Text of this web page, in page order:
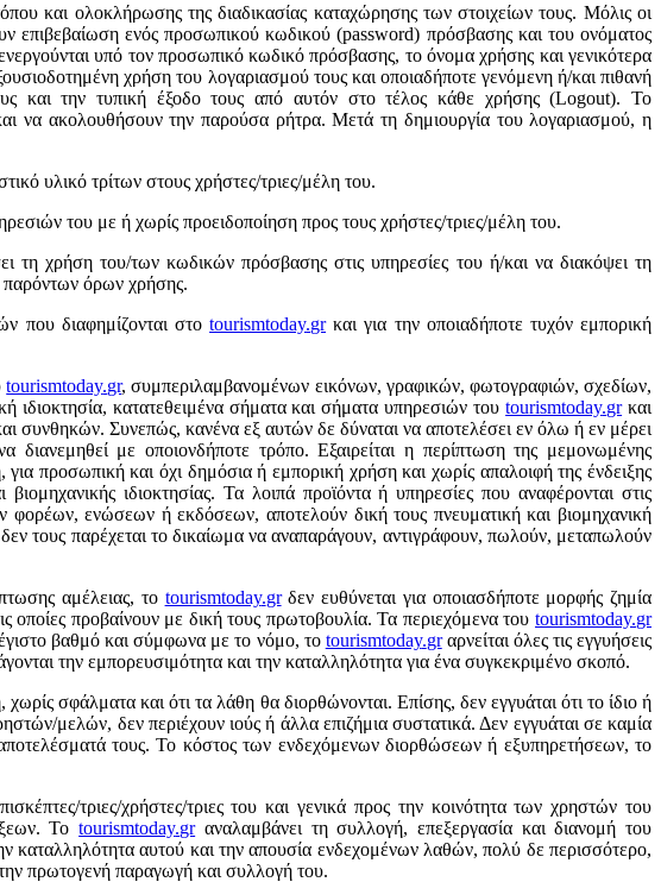
και ολοκλήρωσης της διαδικασίας καταχώρησης των στοιχείων τους. Μόλις οι
επιβεβαίωση ενός προσωπικού κωδικού (password) πρόσβασης και του ονόματος
υπό τον προσωπικό κωδικό πρόσβασης, το όνομα χρήσης και γενικότερα
χρήση του λογαριασμού τους και οποιαδήποτε γενόμενη ή/και πιθανή
και την τυπική έξοδο τους από αυτόν στο τέλος κάθε χρήσης (Logout). Το
να ακολουθήσουν την παρούσα ρήτρα. Μετά τη δημιουργία του λογαριασμού, η
υλικό τρίτων στους χρήστες/τριες/μέλη του.
του με ή χωρίς προειδοποίηση προς τους χρήστες/τριες/μέλη του.
τη χρήση του/των κωδικών πρόσβασης στις υπηρεσίες του ή/και να διακόψει τη
παρόντων όρων χρήσης.
που διαφημίζονται στοtourismtoday.grκαι για την οποιαδήποτε τυχόν εμπορική
tourismtoday.gr, συμπεριλαμβανομένων εικόνων, γραφικών, φωτογραφιών, σχεδίων,
ιδιοκτησία, κατατεθειμένα σήματα και σήματα υπηρεσιών τουtourismtoday.grκαι
συνθηκών. Συνεπώς, κανένα εξ αυτών δε δύναται να αποτελέσει εν όλω ή εν μέρει
με οποιονδήποτε τρόπο. Εξαιρείται η περίπτωση της μεμονωμένης
προσωπική και όχι δημόσια ή εμπορική χρήση και χωρίς απαλοιφή της ένδειξης
ιδιοκτησίας. Τα λοιπά προϊόντα ή υπηρεσίες που αναφέρονται στις
φορέων, ενώσεων ή εκδόσεων, αποτελούν δική τους πνευματική και βιομηχανική
τους παρέχεται το δικαίωμα να αναπαράγουν, αντιγράφουν, πωλούν, μεταπωλούν
αμέλειας, το tourismtoday.grδεν ευθύνεται για οποιασδήποτε μορφής ζημία
οποίες προβαίνουν με δική τους πρωτοβουλία. Τα περιεχόμενα τουtourismtoday.gr
βαθμό και σύμφωνα με το νόμο, το tourismtoday.grαρνείται όλες τις εγγυήσεις
την εμπορευσιμότητα και την καταλληλότητα για ένα συγκεκριμένο σκοπό.
σφάλματα και ότι τα λάθη θα διορθώνονται. Επίσης, δεν εγγυάται ότι το ίδιο ή
μελών, δεν περιέχουν ιούς ή άλλα επιζήμια συστατικά. Δεν εγγυάται σε καμία
τους. Το κόστος των ενδεχόμενων διορθώσεων ή εξυπηρετήσεων, το
τριες/χρήστες/τριες του και γενικά προς την κοινότητα των χρηστών του
Τοtourismtoday.grαναλαμβάνει τη συλλογή, επεξεργασία και διανομή του
καταλληλότητα αυτού και την απουσία ενδεχομένων λαθών, πολύ δε περισσότερο,
πρωτογενή παραγωγή και συλλογή του.